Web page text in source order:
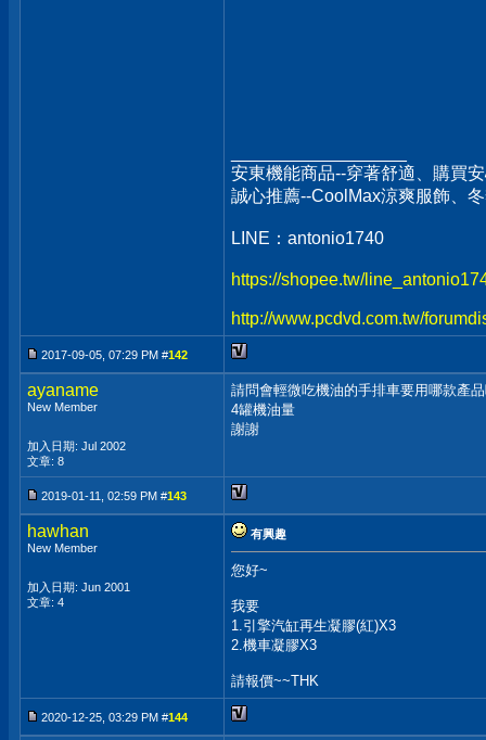
安東機能商品--穿著舒適、購買
誠心推薦--CoolMax涼爽服飾、
LINE：antonio1740
https://shopee.tw/
http://www.pcdvd.com.tw/
2017-09-05, 07:29 PM #142
ayaname
New Member
加入日期: Jul 2002
文章: 8
請問會輕微吃機油的手排車要用哪款產
4罐機油量
謝謝
2019-01-11, 02:59 PM #143
hawhan
New Member
加入日期: Jun 2001
文章: 4
有興趣
您好~
我要
1.引擎汽缸再生凝膠(紅)X3
2.機車凝膠X3
請報價~~THK
2020-12-25, 03:29 PM #144